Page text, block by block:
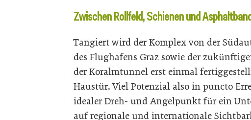
Zwischen Rollfeld, Schienen und
Tangiert wird der Komplex von der
des Flughafens Graz sowie der
der Koralmtunnel erst einmal
Haustür. Viel Potenzial also in puncto
idealer Dreh- und Angelpunkt für ein
auf regionale und internationale